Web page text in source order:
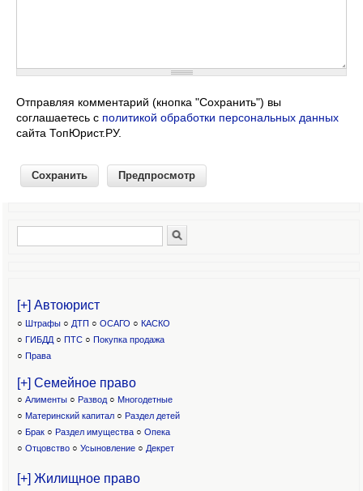
Отправляя комментарий (кнопка "Сохранить") вы
соглашаетесь с политикой обработки персональных данных
сайта ТопЮрист.РУ.
Форма поиска
[+] Автоюрист
○ Штрафы ○ ДТП ○ ОСАГО ○ КАСКО
○ ГИБДД ○ ПТС ○ Покупка продажа
○ Права
[+] Семейное право
○ Алименты ○ Развод ○ Многодетные
○ Материнский капитал○ Раздел детей
○ Брак ○ Раздел имущества ○ Опека
○ Отцовство○ Усыновление ○ Декрет
[+] Жилищное право